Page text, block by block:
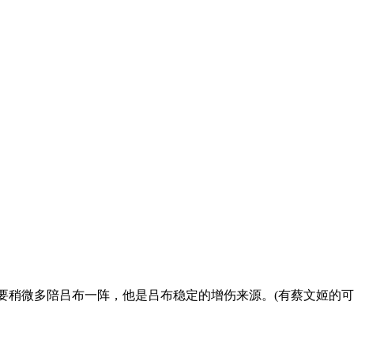
微多陪吕布一阵，他是吕布稳定的增伤来源。(有蔡文姬的可